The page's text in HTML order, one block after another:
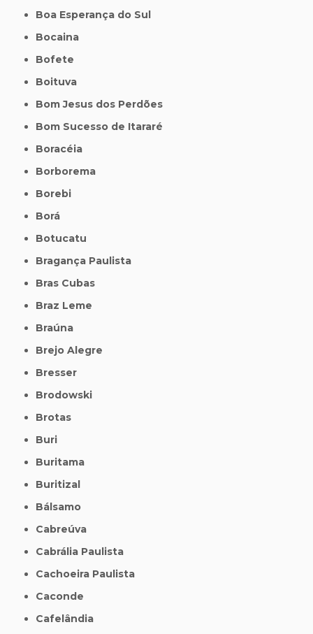
Boa Esperança do Sul
Bocaina
Bofete
Boituva
Bom Jesus dos Perdões
Bom Sucesso de Itararé
Boracéia
Borborema
Borebi
Borá
Botucatu
Bragança Paulista
Bras Cubas
Braz Leme
Braúna
Brejo Alegre
Bresser
Brodowski
Brotas
Buri
Buritama
Buritizal
Bálsamo
Cabreúva
Cabrália Paulista
Cachoeira Paulista
Caconde
Cafelândia